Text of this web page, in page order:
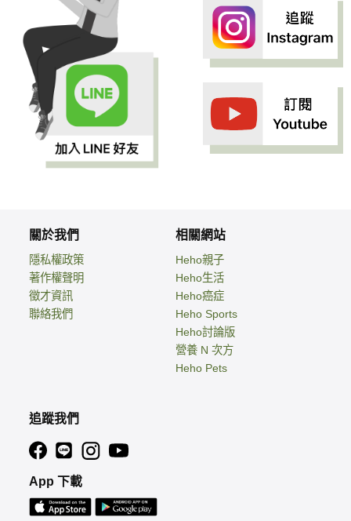
關於我們
隱私權政策
著作權聲明
徵才資訊
聯絡我們
相關網站
Heho親子
Heho生活
Heho癌症
Heho Sports
Heho討論版
營養 N 次方
Heho Pets
追蹤我們
App 下載